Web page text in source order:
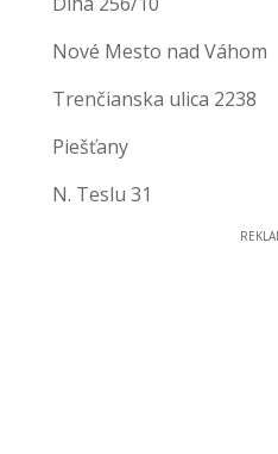
Nové Mesto nad Váhom
Trenčianska ulica 2238
Piešťany
N. Teslu 31